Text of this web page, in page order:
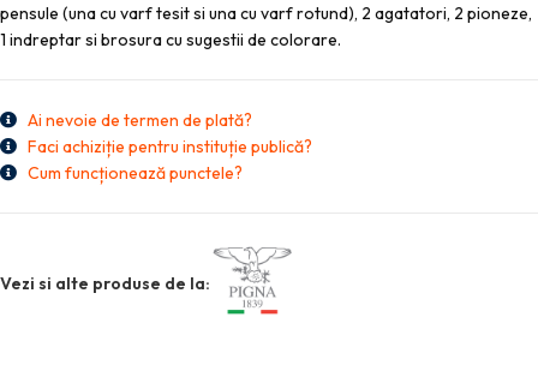
pensule (una cu varf tesit si una cu varf rotund), 2 agatatori, 2 pioneze,
1 indreptar si brosura cu sugestii de colorare.
Ai nevoie de termen de plată?
Faci achiziție pentru instituție publică?
Cum funcționează punctele?
Vezi si alte produse de la: